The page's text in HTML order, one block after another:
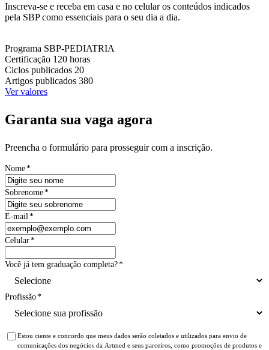
Inscreva-se e receba em casa e no celular os conteúdos indicados
pela SBP como essenciais para o seu dia a dia.
Programa SBP-PEDIATRIA
Certificação 120 horas
Ciclos publicados 20
Artigos publicados 380
Ver valores
Garanta sua vaga agora
Preencha o formulário para prosseguir com a inscrição.
Nome*
Sobrenome*
E-mail *
Celular*
Você já tem graduação completa?*
Profissão*
Estou ciente e concordo que meus dados serão coletados e utilizados para envio de
comunicações dos negócios da Artmed e seus parceiros, como promoções de produtos e